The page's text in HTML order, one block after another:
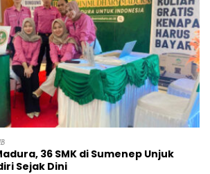
36 SMK di Sumenep Unjuk
Sejak Dini